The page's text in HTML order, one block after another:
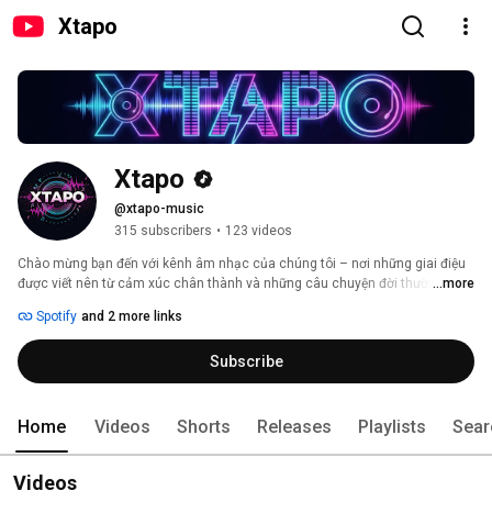
Xtapo
Xtapo
@xtapo-music
315 subscribers • 123 videos
Chào mừng bạn đến với kênh âm nhạc của chúng tôi – nơi những giai điệu
được viết nên từ cảm xúc chân thành và những câu chuyện đời thường. Mỗi
mong rằng sẽ chạm đến trái tim và mang lại sự đồng cảm cho bạn. Hãy
cùng lắng nghe và cảm nhận nhé!
...more
Spotify and 2 more links
Subscribe
Home Videos Shorts Releases Playlists
Videos